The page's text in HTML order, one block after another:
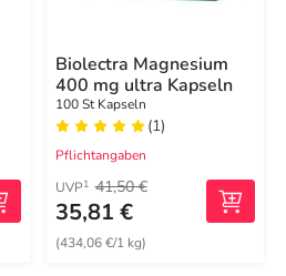
Biolectra Magnesium
400 mg ultra Kapseln
100 St Kapseln
(1)
Pflichtangaben
UVP1 41,50 €
35,81 €
(434,06 €/1 kg)